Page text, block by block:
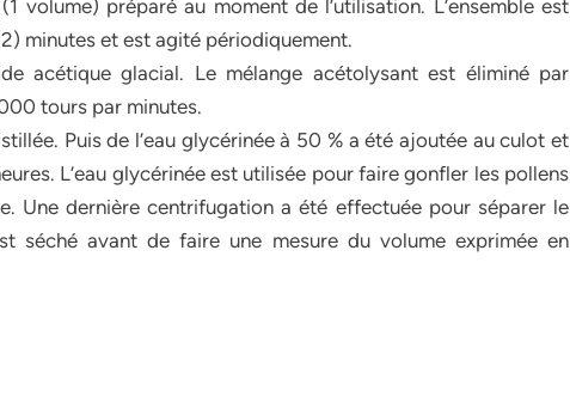
volume) préparé au moment de l’utilisation. L’ensemble est
minutes et est agité périodiquement.
acétique glacial. Le mélange acétolysant est éliminé par
tours par minutes.
Puis de l’eau glycérinée à 50 % a été ajoutée au culot et
L’eau glycérinée est utilisée pour faire gonfler les pollens
Une dernière centrifugation a été effectuée pour séparer le
séché avant de faire une mesure du volume exprimée en